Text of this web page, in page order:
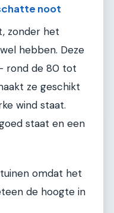
noot
zonder het
hebben. Deze
rond de 80 tot
ze geschikt
wind staat.
staat en een
omdat het
de hoogte in